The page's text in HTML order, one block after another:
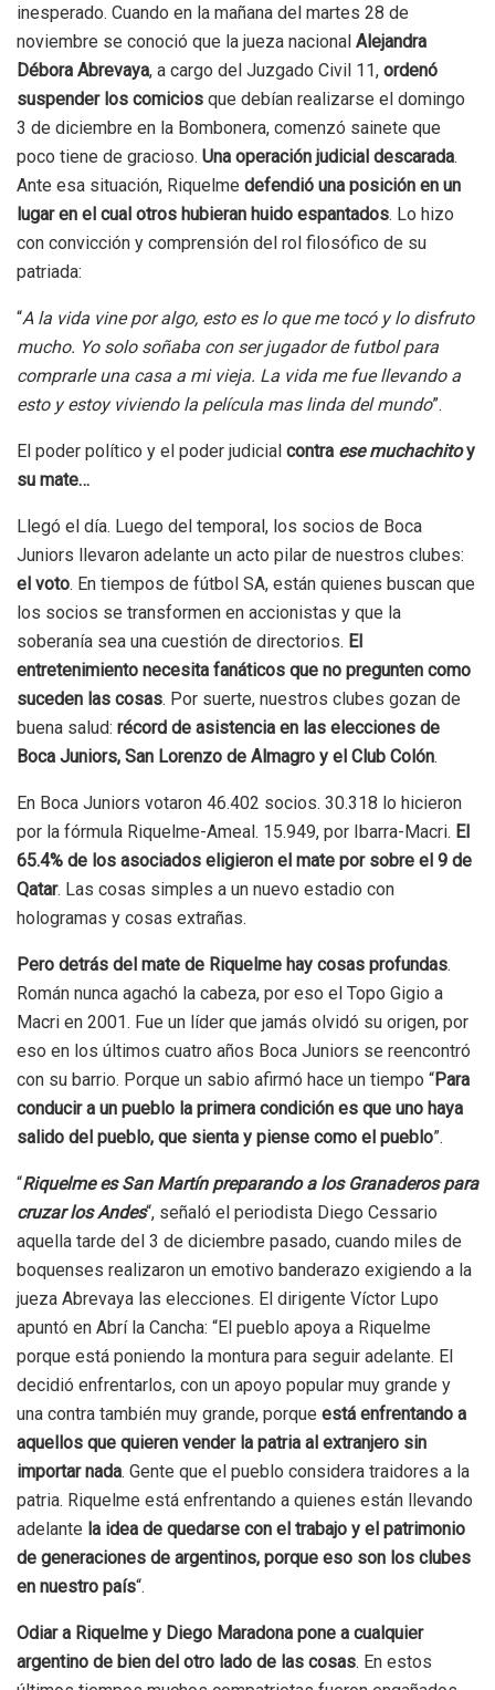
inesperado. Cuando en la mañana del martes 28 de
noviembre se conoció que la jueza nacional Alejandra
Débora Abrevaya, a cargo del Juzgado Civil 11, ordenó
suspender los comicios que debían realizarse el domingo
3 de diciembre en la Bombonera, comenzó sainete que
poco tiene de gracioso. Una operación judicial descarada.
Ante esa situación, Riquelme defendió una posición en un
lugar en el cual otros hubieran huido espantados. Lo hizo
con convicción y comprensión del rol filosófico de su
patriada:
“A la vida vine por algo, esto es lo que me tocó y lo disfruto
mucho. Yo solo soñaba con ser jugador de futbol para
comprarle una casa a mi vieja. La vida me fue llevando a
esto y estoy viviendo la película mas linda del mundo”.
El poder político y el poder judicial contra ese muchachitoy
su mate…
Llegó el día. Luego del temporal, los socios de Boca
Juniors llevaron adelante un acto pilar de nuestros clubes:
el voto. En tiempos de fútbol SA, están quienes buscan que
los socios se transformen en accionistas y que la
soberanía sea una cuestión de directorios. El
entretenimiento necesita fanáticos que no pregunten como
suceden las cosas. Por suerte, nuestros clubes gozan de
buena salud: récord de asistencia en las elecciones de
Boca Juniors, San Lorenzo de Almagro y el Club Colón.
En Boca Juniors votaron 46.402 socios. 30.318 lo hicieron
por la fórmula Riquelme-Ameal. 15.949, por Ibarra-Macri. El
65.4% de los asociados eligieron el mate por sobre el 9 de
Qatar. Las cosas simples a un nuevo estadio con
hologramas y cosas extrañas.
Pero detrás del mate de Riquelme hay cosas profundas.
Román nunca agachó la cabeza, por eso el Topo Gigio a
Macri en 2001. Fue un líder que jamás olvidó su origen, por
eso en los últimos cuatro años Boca Juniors se reencontró
con su barrio. Porque un sabio afirmó hace un tiempo “Para
conducir a un pueblo la primera condición es que uno haya
salido del pueblo, que sienta y piense como el pueblo”.
“Riquelme es San Martín preparando a los Granaderos para
cruzar los Andes“, señaló el periodista Diego Cessario
aquella tarde del 3 de diciembre pasado, cuando miles de
boquenses realizaron un emotivo banderazo exigiendo a la
jueza Abrevaya las elecciones. El dirigente Víctor Lupo
apuntó en Abrí la Cancha: “El pueblo apoya a Riquelme
porque está poniendo la montura para seguir adelante. El
decidió enfrentarlos, con un apoyo popular muy grande y
una contra también muy grande, porque está enfrentando a
aquellos que quieren vender la patria al extranjero sin
importar nada. Gente que el pueblo considera traidores a la
patria. Riquelme está enfrentando a quienes están llevando
adelante la idea de quedarse con el trabajo y el patrimonio
de generaciones de argentinos, porque eso son los clubes
en nuestro país“.
Odiar a Riquelme y Diego Maradona pone a cualquier
argentino de bien del otro lado de las cosas. En estos